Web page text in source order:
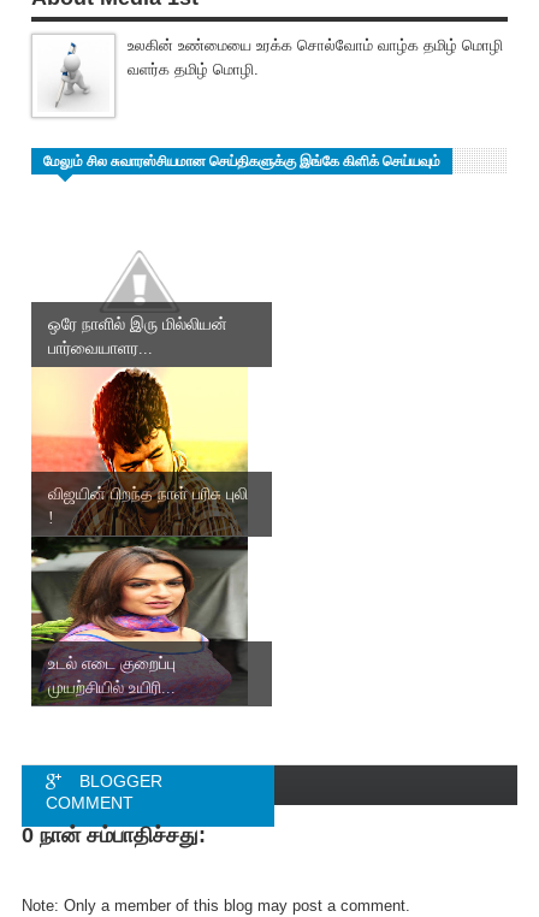
உலகின் உண்மையை உரக்க சொல்வோம் வாழ்க தமிழ் மொழி
வளர்க தமிழ் மொழி.
மேலும் சில சுவாரஸ்சியமான செய்திகளுக்கு இங்கே கிளிக் செய்யவும்
ஒரே நாளில் இரு மில்லியன்
பார்வையாளர...
விஜயின் பிறந்த நாள் பரிசு புலி
!
உடல் எடை குறைப்பு
முயற்சியில் உயிரி...
BLOGGER
COMMENT
FACEBOOK
0 நான் சம்பாதிச்சது:
Note: Only a member of this blog may post a comment.